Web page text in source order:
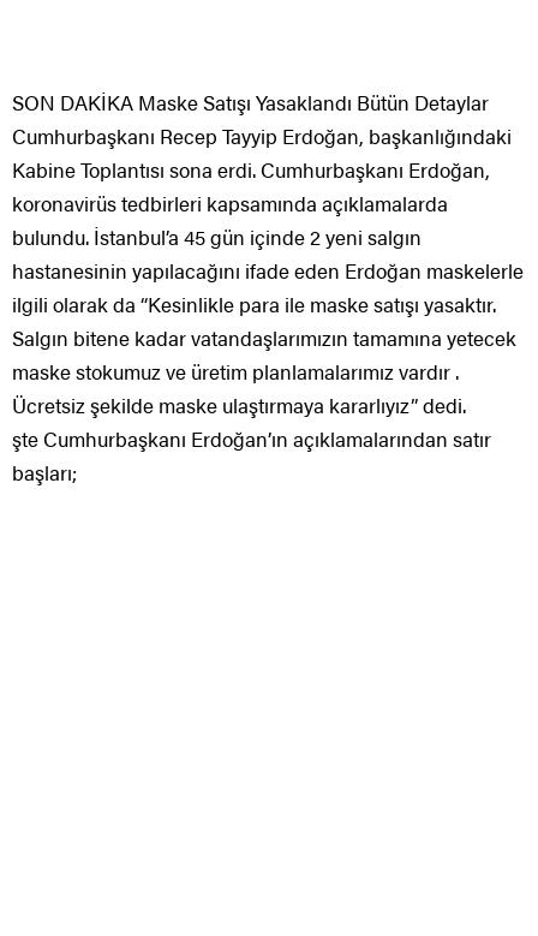
SON DAKİKA Maske Satışı Yasaklandı Bütün Detaylar
Cumhurbaşkanı Recep Tayyip Erdoğan, başkanlığındaki
Kabine Toplantısı sona erdi. Cumhurbaşkanı Erdoğan,
koronavirüs tedbirleri kapsamında açıklamalarda
bulundu. İstanbul’a 45 gün içinde 2 yeni salgın
hastanesinin yapılacağını ifade eden Erdoğan maskelerle
ilgili olarak da “Kesinlikle para ile maske satışı yasaktır.
Salgın bitene kadar vatandaşlarımızın tamamına yetecek
maske stokumuz ve üretim planlamalarımız vardır .
Ücretsiz şekilde maske ulaştırmaya kararlıyız” dedi.
şte Cumhurbaşkanı Erdoğan’ın açıklamalarından satır
başları;